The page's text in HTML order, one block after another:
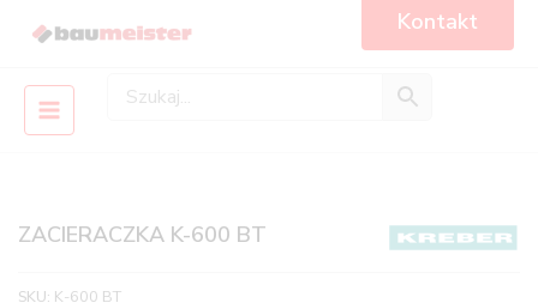
Kontakt
Main
ZACIERACZKA K-600 BT
SKU: K-600 BT